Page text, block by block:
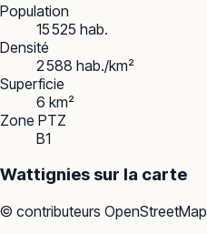
Population
15 525 hab.
Densité
2 588 hab./km²
Superficie
6 km²
Zone PTZ
B1
Wattignies sur la carte
© contributeurs OpenStreetMap